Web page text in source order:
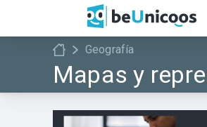
Geografía
Mapas y